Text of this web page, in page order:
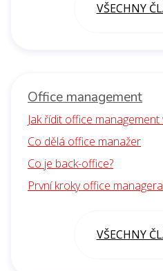
VŠECHNY
Office management
Jak řídit office management
Co dělá office manažer
Co je back-office?
První kroky office managera
VŠECHNY